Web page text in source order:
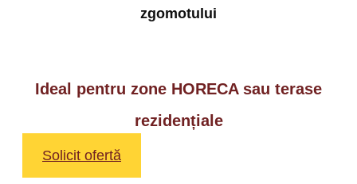
zgomotului
Ideal pentru zone HORECA sau terase
rezidențiale
Solicit ofertă